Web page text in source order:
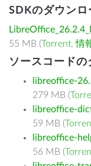
SDKのダウンロ
55 MB (Torrent,情
ソースコードの
libreoffice-
279 MB (
libreoffice-
59 MB (
libreoffice-
56 MB (